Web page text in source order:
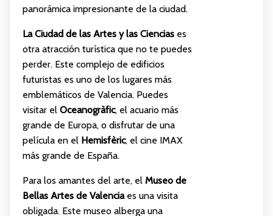
panorámica impresionante de la ciudad.
La Ciudad de las Artes y las Cienciases
otra atracción turística que no te puedes
perder. Este complejo de edificios
futuristas es uno de los lugares más
emblemáticos de Valencia. Puedes
visitar el Oceanogràfic, el acuario más
grande de Europa, o disfrutar de una
película en el Hemisfèric, el cine IMAX
más grande de España.
Para los amantes del arte, el Museo de
Bellas Artes de Valenciaes una visita
obligada. Este museo alberga una